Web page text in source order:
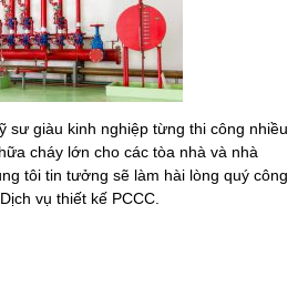
sư giàu kinh nghiệp từng thi công nhiều
cháy lớn cho các tòa nhà và nhà
tôi tin tưởng sẽ làm hài lòng quý công
vụ thiết kế PCCC.